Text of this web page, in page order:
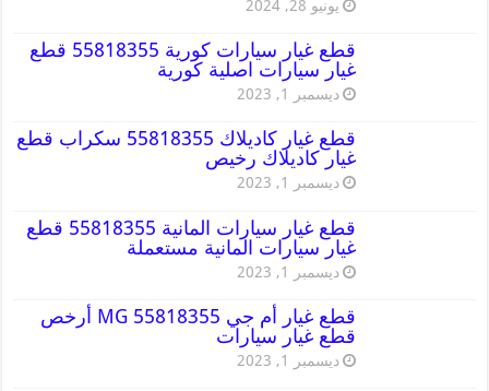
يونيو 28, 2024
قطع غيار سيارات كورية 55818355 قطع
غيار سيارات اصلية كورية
ديسمبر 1, 2023
قطع غيار كاديلاك 55818355 سكراب قطع
غيار كاديلاك رخيص
ديسمبر 1, 2023
قطع غيار سيارات المانية 55818355 قطع
غيار سيارات المانية مستعملة
ديسمبر 1, 2023
قطع غيار أم جي MG 55818355 أرخص
قطع غيار سيارات
ديسمبر 1, 2023